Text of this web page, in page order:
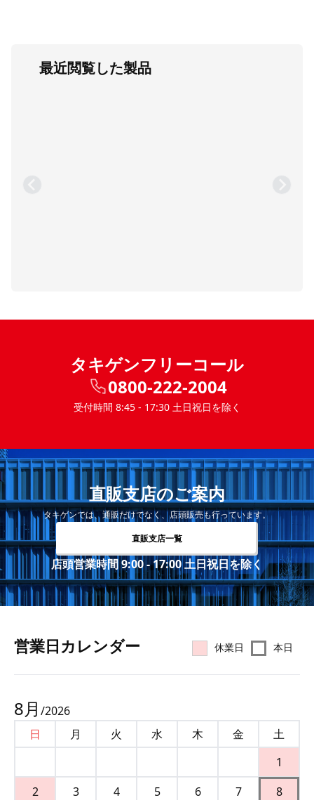
最近閲覧した製品
タキゲンフリーコール
0800-222-2004
受付時間 8:45 - 17:30 土日祝日を除く
直販支店のご案内
タキゲンでは、通販だけでなく、店頭販売も行っています。
直販支店一覧
店頭営業時間 9:00 - 17:00 土日祝日を除く
営業⽇カレンダー 休業日 本日
8月 /2026
日
月 火 水 木 金
土
1
2
3 4 5 6 7
8